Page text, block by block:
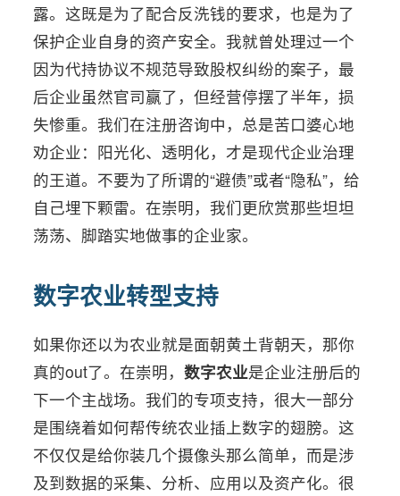
露。这既是为了配合反洗钱的要求，也是为了
保护企业自身的资产安全。我就曾处理过一个
因为代持协议不规范导致股权纠纷的案子，最
后企业虽然官司赢了，但经营停摆了半年，损
失惨重。我们在注册咨询中，总是苦口婆心地
劝企业：阳光化、透明化，才是现代企业治理
的王道。不要为了所谓的“避债”或者“隐私”，给
自己埋下颗雷。在崇明，我们更欣赏那些坦坦
荡荡、脚踏实地做事的企业家。
数字农业转型支持
如果你还以为农业就是面朝黄土背朝天，那你
真的out了。在崇明，数字农业是企业注册后的
下一个主战场。我们的专项支持，很大一部分
是围绕着如何帮传统农业插上数字的翅膀。这
不仅仅是给你装几个摄像头那么简单，而是涉
及到数据的采集、分析、应用以及资产化。很